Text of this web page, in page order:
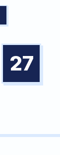
27